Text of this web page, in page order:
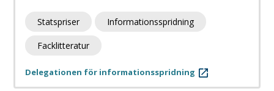
Statspriser Informationsspridning
Facklitteratur
Delegationen för informationsspridning